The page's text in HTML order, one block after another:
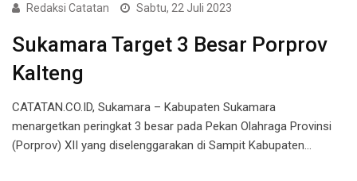
Redaksi Catatan Sabtu, 22 Juli 2023
Sukamara Target 3 Besar Porprov
Kalteng
CATATAN.CO.ID, Sukamara – Kabupaten Sukamara
menargetkan peringkat 3 besar pada Pekan Olahraga Provinsi
(Porprov) XII yang diselenggarakan di Sampit Kabupaten…